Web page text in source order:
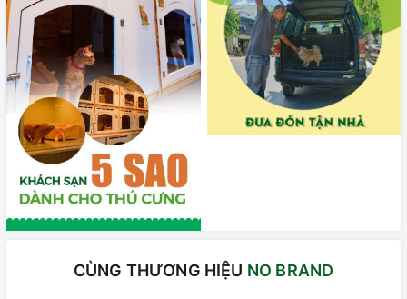
CÙNG THƯƠNG HIỆU NO BRAND